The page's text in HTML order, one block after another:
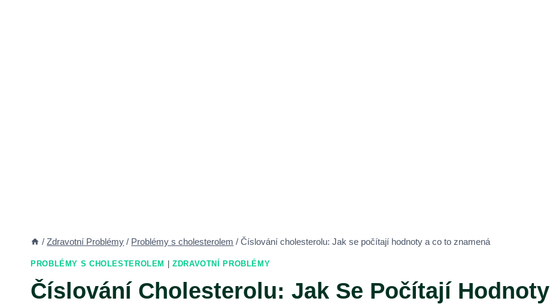
/ Zdravotní Problémy / Problémy s cholesterolem / Číslování cholesterolu: Jak se počítají hodnoty a co to znamená
PROBLÉMY S CHOLESTEROLEM |ZDRAVOTNÍ PROBLÉMY
Číslování Cholesterolu: Jak Se Počítají